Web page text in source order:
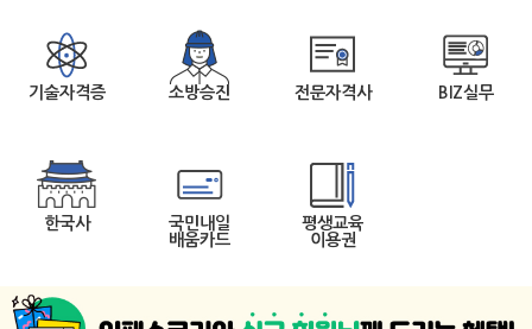
기술자격증 소방승진 전문자격사 BIZ실무
한국사
국민내일
배움카드
평생교육
이용권